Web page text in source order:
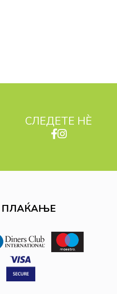
СЛЕДЕТЕ НЀ
ПЛАЌАЊЕ